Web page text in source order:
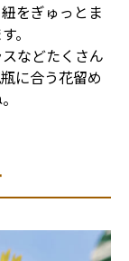
をぎゅっとま
。
などたくさん
に合う花留め